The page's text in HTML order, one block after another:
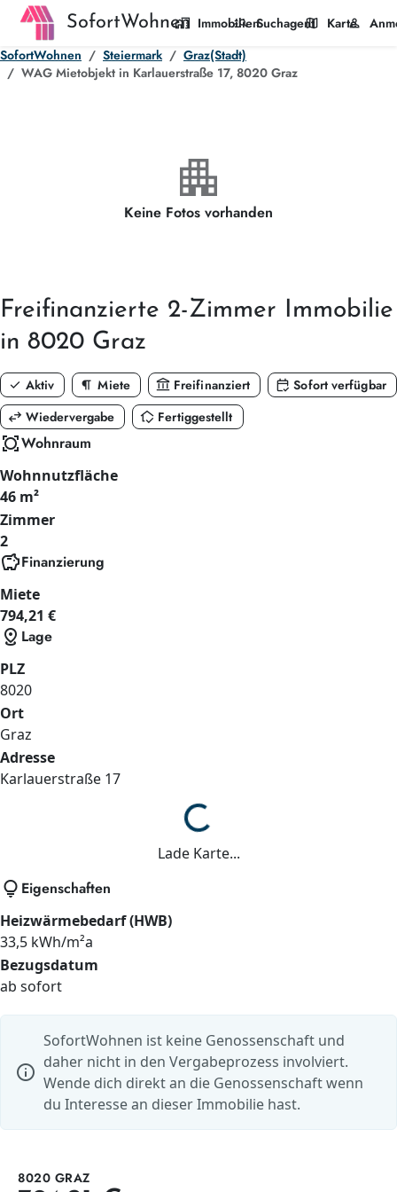
SofortWohnen
home_work Immobilien
manage_search Suchagent
map Karte
person
SofortWohnen
Steiermark
Graz(Stadt)
WAG Mietobjekt in Karlauerstraße 17, 8020 Graz
apartment
Keine Fotos vorhanden
Freifinanzierte 2-Zimmer Immobilie
in 8020 Graz
check Aktiv format_paragraph Miete account_balance Freifinanziert calendar_check Sofort verfügbar
swap_horiz Wiedervergabe in_home_mode Fertiggestellt
all_outWohnraum
Wohnnutzfläche
46 m²
Zimmer
2
savingsFinanzierung
Miete
794,21 €
distance Lage
PLZ
8020
Ort
Graz
Adresse
Karlauerstraße 17
Lade...
Lade Karte...
lightbulb Eigenschaften
Heizwärmebedarf (HWB)
33,5 kWh/m²a
Bezugsdatum
ab sofort
info
SofortWohnen ist keine Genossenschaft und
daher nicht in den Vergabeprozess involviert.
Wende dich direkt an die Genossenschaft wenn
du Interesse an dieser Immobilie hast.
8020 GRAZ